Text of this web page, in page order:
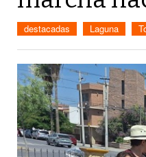
destacadas Laguna